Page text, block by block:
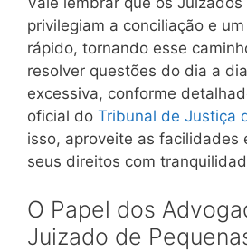
privilegiam a conciliação e
rápido, tornando esse
resolver questões do dia a
excessiva, conforme
oficial do Tribunal de Justiça
isso, aproveite as facilidades
seus direitos com
O Papel dos
Juizado de